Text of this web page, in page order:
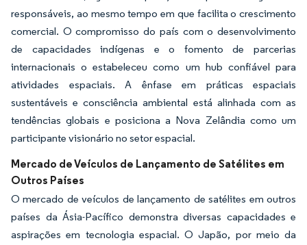
responsáveis, ao mesmo tempo em que facilita o crescimento
comercial. O compromisso do país com o desenvolvimento
de capacidades indígenas e o fomento de parcerias
internacionais o estabeleceu como um hub confiável para
atividades espaciais. A ênfase em práticas espaciais
sustentáveis e consciência ambiental está alinhada com as
tendências globais e posiciona a Nova Zelândia como um
participante visionário no setor espacial.
Mercado de Veículos de Lançamento de Satélites em
Outros Países
O mercado de veículos de lançamento de satélites em outros
países da Ásia-Pacífico demonstra diversas capacidades e
aspirações em tecnologia espacial. O Japão, por meio da